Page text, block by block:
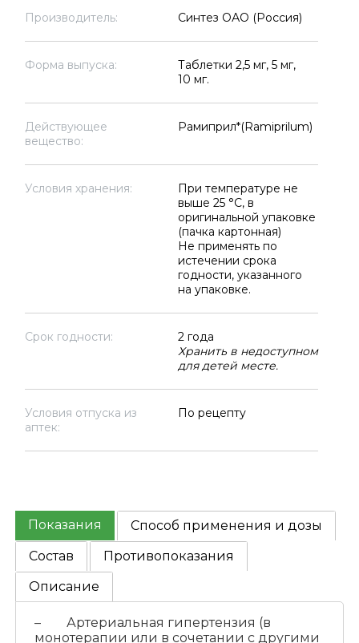
Производитель: Синтез ОАО (Россия)
Форма выпуска:
Таблетки 2,5 мг, 5 мг,
10 мг.
Действующее
вещество:
Рамиприл*(Ramiprilum)
Условия хранения:
При температуре не
выше 25 °C, в
оригинальной упаковке
(пачка картонная)
Не применять по
истечении срока
годности, указанного
на упаковке.
Срок годности:
2 года
Хранить в недоступном
для детей месте.
Условия отпуска из
аптек:
По рецепту
Показания
Способ применения и дозы
Состав
Противопоказания
Описание
– Артериальная гипертензия (в
монотерапии или в сочетании с другими